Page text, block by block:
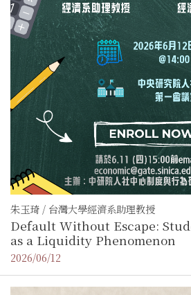
朱玉琦 / 台灣大學經濟系助理教授
Default Without Escape:
as a Liquidity Phenomenon
2026/06/12